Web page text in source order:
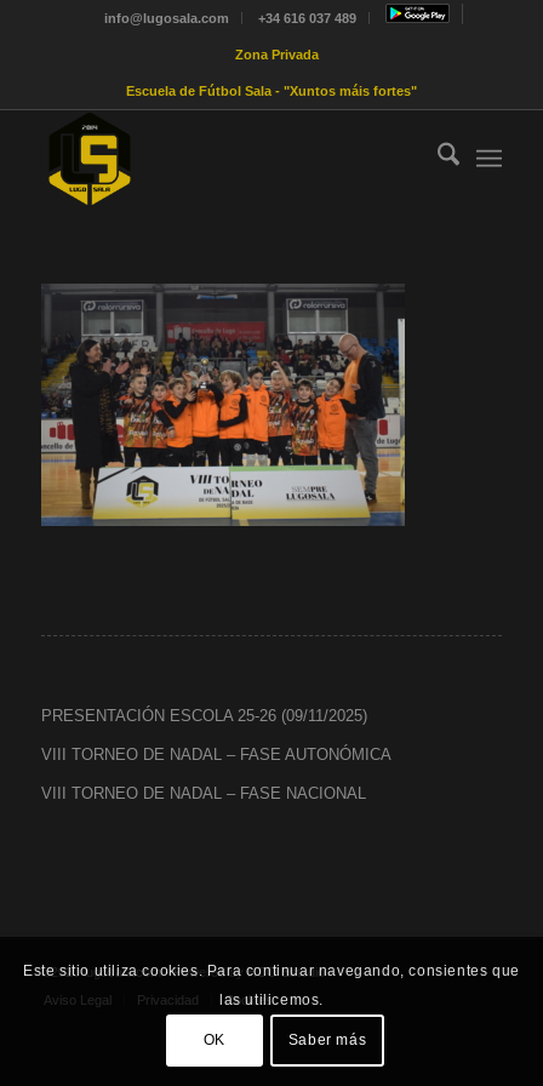
info@lugosala.com +34 616 037 489
Zona Privada
Escuela de Fútbol Sala - "Xuntos máis fortes"
PRESENTACIÓN ESCOLA 25-26 (09/11/2025)
VIII TORNEO DE NADAL – FASE AUTONÓMICA
VIII TORNEO DE NADAL – FASE NACIONAL
©2020 lugosala.com - Powered byHCO Estudio-
Aviso Legal
Privacidad Cookies
Este sitio utiliza cookies. Para continuar navegando, consientes que
las utilicemos.
OK Saber más